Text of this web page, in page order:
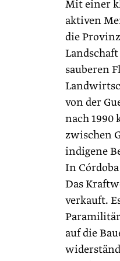
Mit einer
aktiven
die
sauberen
von der
nach 1990
zwischen
indigene
In
Das
verkauft.
auf die